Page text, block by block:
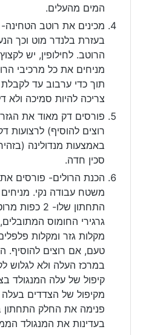
המים מהעלים.
מכינים את רוטב
בעזרת בלנדר מוט וכך
הרוטב. לחילופין, יש
מניחים את כל מרכיבי
תוך כדי ערבוב עד
צריכה להיות סמיכה ולא
פורסים דק מאוד את
רוצים להוסיף) לרצועות
באמצעות מנדולינה
סכין חדה.
הכנת הרולים- פורסים
משטח עבודה נקי.
התחתון שלו-
גרגירי החומוס
מקלות גזר ומקלות
טעם, אם רוצים להוסיף.
במרכז העלה ולא לגלוש
קיפול של עלה המנגולד
מקיפול של הצדדים
פנימה את החלק התחתון
בעדינות את המנגולד